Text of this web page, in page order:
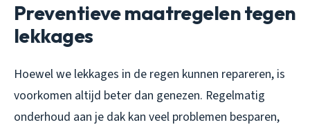
Preventieve maatregelen tegen
lekkages
Hoewel we lekkages in de regen kunnen repareren, is
voorkomen altijd beter dan genezen. Regelmatig
onderhoud aan je dak kan veel problemen besparen,